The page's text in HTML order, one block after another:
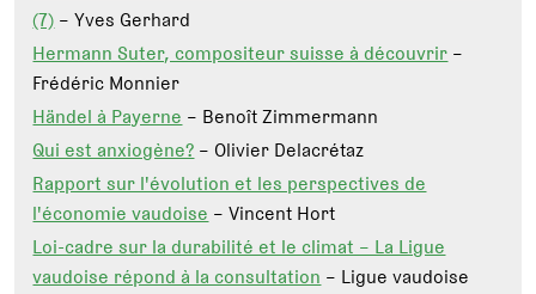
(7)– Yves Gerhard
Hermann Suter, compositeur suisse à découvrir–
Frédéric Monnier
Händel à Payerne– Benoît Zimmermann
Qui est anxiogène?– Olivier Delacrétaz
Rapport sur l'évolution et les perspectives de
l'économie vaudoise– Vincent Hort
Loi-cadre sur la durabilité et le climat – La Ligue
vaudoise répond à la consultation– Ligue vaudoise